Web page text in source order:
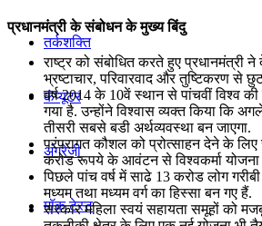
तर्कशक्ति
कंप्यूटर
अंग्रेजी
मॉक टेस्ट
प्रधानमंत्री के संबोधन के मुख्य बिंदु
राष्‍ट्र को संबोधित करते हुए प्रधानमंत्री ने
भ्रष्‍टाचार, परिवारवाद और तुष्टिकरण से
वर्ष 2014 के 10वें स्‍थान से पांचवीं विश्‍व
गया है. उन्‍होंने विश्वास व्यक्त किया कि
तीसरी सबसे बडी अर्थव्‍यवस्‍था बन जाएगा.
परंपरागत कौशल को प्रोत्‍साहन देने के
करोड रूपये के आवंटन से विश्‍वकर्मा
पिछले पांच वर्ष में साढे 13 करोड लोग
मध्‍यम तथा मध्‍यम वर्ग का हिस्‍सा बन गए हैं.
सरकार महिला स्वयं सहायता समूहों को